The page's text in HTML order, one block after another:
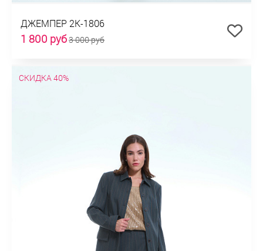
ДЖЕМПЕР 2К-1806
1 800 руб3 000 руб
СКИДКА 40%